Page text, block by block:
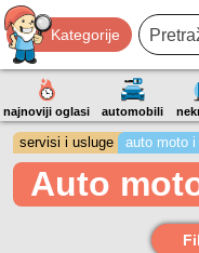
Kategorije
najnoviji oglasi automobili
servisi i usluge auto moto i
Auto